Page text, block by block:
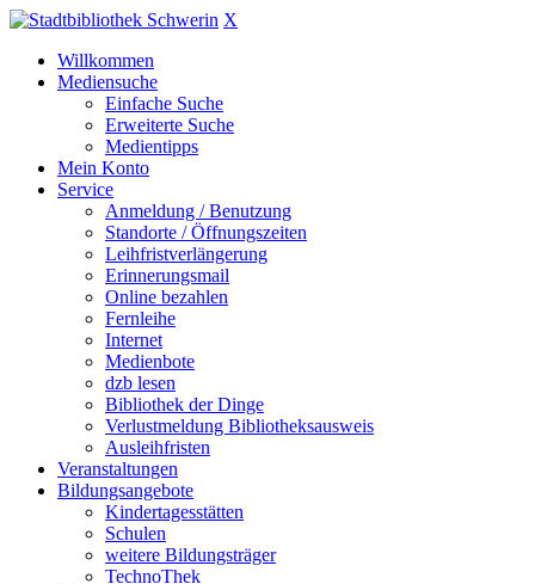
X
Willkommen
Mediensuche
Einfache Suche
Erweiterte Suche
Medientipps
Mein Konto
Service
Anmeldung / Benutzung
Standorte / Öffnungszeiten
Leihfristverlängerung
Erinnerungsmail
Online bezahlen
Fernleihe
Internet
Medienbote
dzb lesen
Bibliothek der Dinge
Verlustmeldung Bibliotheksausweis
Ausleihfristen
Veranstaltungen
Bildungsangebote
Kindertagesstätten
Schulen
weitere Bildungsträger
TechnoThek